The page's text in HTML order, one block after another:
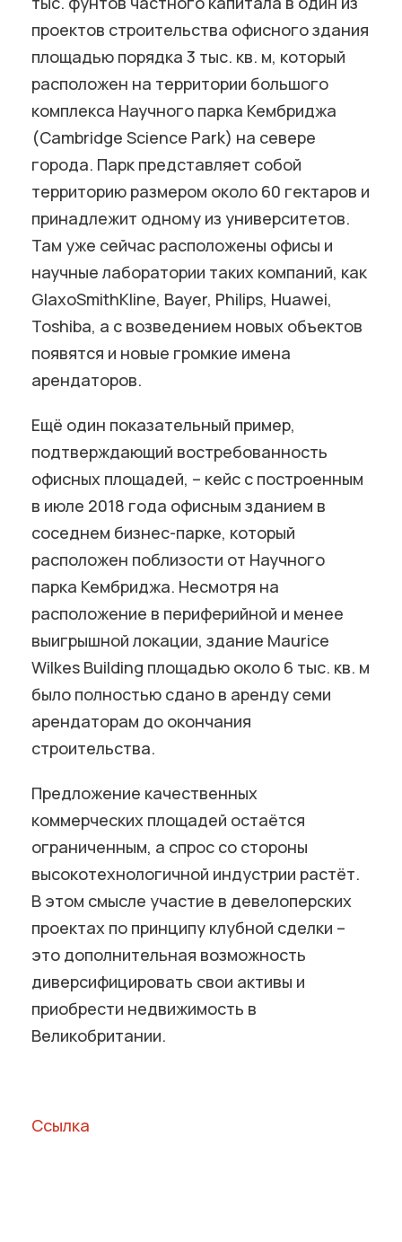
проектов строительства офисного здания
площадью порядка 3 тыс. кв. м, который
расположен на территории большого
комплекса Научного парка Кембриджа
(Cambridge Science Park) на севере
города. Парк представляет собой
территорию размером около 60 гектаров и
принадлежит одному из университетов.
Там уже сейчас расположены офисы и
научные лаборатории таких компаний, как
GlaxoSmithKline, Bayer, Philips, Huawei,
Toshiba, а с возведением новых объектов
появятся и новые громкие имена
арендаторов.
Ещё один показательный пример,
подтверждающий востребованность
офисных площадей, – кейс с построенным
в июле 2018 года офисным зданием в
соседнем бизнес-парке, который
расположен поблизости от Научного
парка Кембриджа. Несмотря на
расположение в периферийной и менее
выигрышной локации, здание Maurice
Wilkes Building площадью около 6 тыс. кв. м
было полностью сдано в аренду семи
арендаторам до окончания
строительства.
Предложение качественных
коммерческих площадей остаётся
ограниченным, а спрос со стороны
высокотехнологичной индустрии растёт.
В этом смысле участие в девелоперских
проектах по принципу клубной сделки –
это дополнительная возможность
диверсифицировать свои активы и
приобрести недвижимость в
Великобритании.
Ссылка